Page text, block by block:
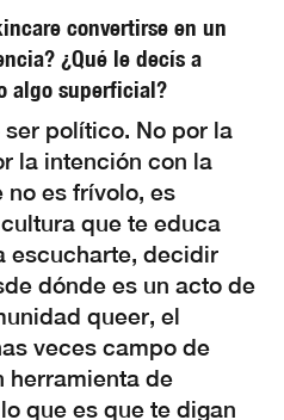
convertirse en un
¿Qué le decís a
algo superficial?
político. No por la
la intención con la
no es frívolo, es
que te educa
escucharte, decidir
dónde es un acto de
queer, el
veces campo de
herramienta de
que es que te digan